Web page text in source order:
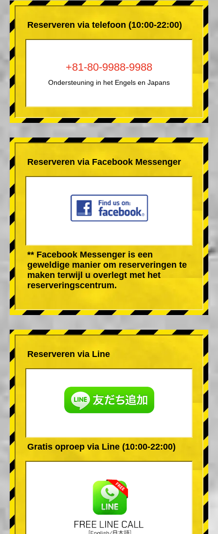
Reserveren via telefoon (10:00-22:00)
+81-80-9988-9988
Ondersteuning in het Engels en Japans
Reserveren via Facebook Messenger
** Facebook Messenger is een
geweldige manier om reserveringen te
maken terwijl u overlegt met het
reserveringscentrum.
Reserveren via Line
Gratis oproep via Line (10:00-22:00)